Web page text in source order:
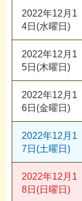
2022年12月1
4日(水曜日)
2022年12月1
5日(木曜日)
2022年12月1
6日(金曜日)
2022年12月1
7日(土曜日)
2022年12月1
8日(日曜日)